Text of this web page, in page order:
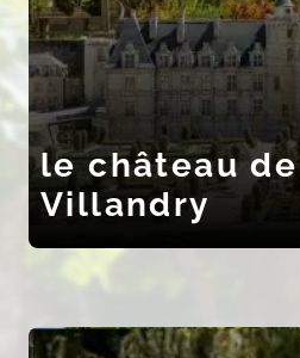
le château de
Villandry